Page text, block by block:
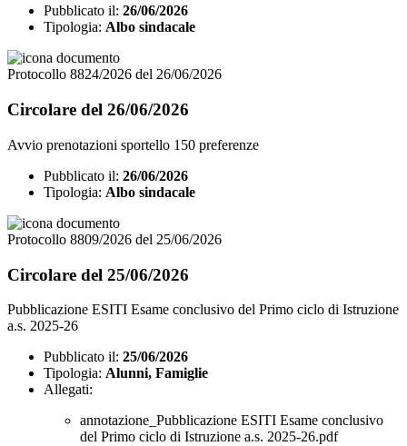
Pubblicato il: 26/06/2026
Tipologia: Albo sindacale
Protocollo 8824/2026 del 26/06/2026
Circolare del 26/06/2026
Avvio prenotazioni sportello 150 preferenze
Pubblicato il: 26/06/2026
Tipologia: Albo sindacale
Protocollo 8809/2026 del 25/06/2026
Circolare del 25/06/2026
Pubblicazione ESITI Esame conclusivo del Primo ciclo di Istruzione
a.s. 2025-26
Pubblicato il: 25/06/2026
Tipologia: Alunni, Famiglie
Allegati:
annotazione_Pubblicazione ESITI Esame conclusivo
del Primo ciclo di Istruzione a.s. 2025-26.pdf